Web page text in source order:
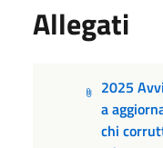
Allegati
2025
a
chi